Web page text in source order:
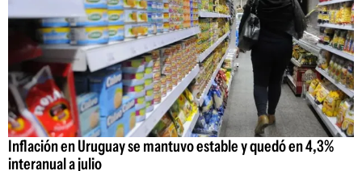
Inflación en Uruguay se mantuvo estable y quedó en 4,3%
interanual a julio